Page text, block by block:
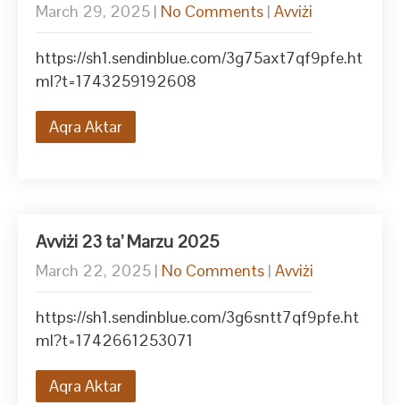
March 29, 2025 | No Comments | Avviżi
https://sh1.sendinblue.com/3g75axt7qf9pfe.ht
ml?t=1743259192608
Aqra Aktar
Avviżi 23 ta’ Marzu 2025
March 22, 2025 | No Comments | Avviżi
https://sh1.sendinblue.com/3g6sntt7qf9pfe.ht
ml?t=1742661253071
Aqra Aktar